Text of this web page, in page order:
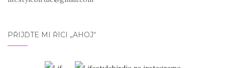
PŘIJĎTE MI ŘÍCI „AHOJ“